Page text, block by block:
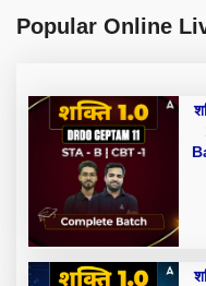
Popular Online
शक्ति 1.0 -